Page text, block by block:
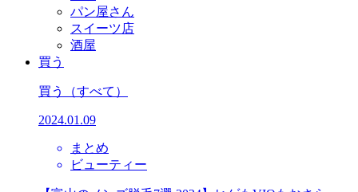
パン屋さん
スイーツ店
酒屋
買う
買う （すべて）
2024.01.09
まとめ
ビューティー